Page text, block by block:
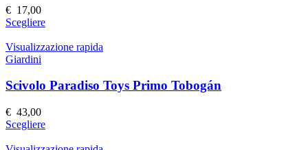
€ 17,00
ScegliereQuesto
ha
Le
scelte
nella
Visualizzazione rapida
Giardini
Scivolo Paradiso Toys Primo Tobogán
€ 43,00
ScegliereQuesto